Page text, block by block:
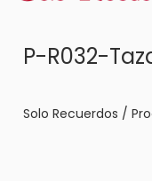
P-R032-
Solo Recuerdos /